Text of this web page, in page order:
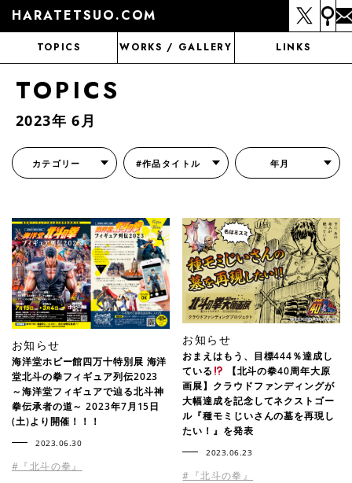
HARATETSUO.COM
TOPICS WORKS / GALLERY LINKS
TOPICS
2023年 6月
カテゴリー #作品タイトル 年月
お知らせ
海洋堂ホビー館四万十特別展 海洋
堂北斗の拳フィギュア列伝2023
～海洋堂フィギュアで辿る北斗神
拳伝承者の道～ 2023年7月15日
(土)より開催！！！
2023.06.30
#『北斗の拳』
お知らせ
おまえはもう、目標444％達成し
ている
【北斗の拳40周年大原
画展】クラウドファンディングが
大幅達成を記念してネクストゴー
ル『種モミじいさんの墓を再現し
たい！』を発表
2023.06.23
#『北斗の拳』